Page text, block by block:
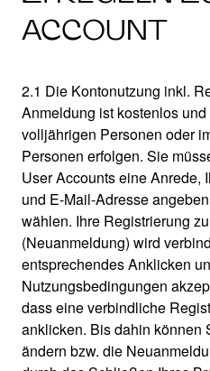
ACCOUNT
2.1 Die Kontonutzung inkl.
Anmeldung ist kostenlos
volljährigen Personen oder
Personen erfolgen. Sie
User Accounts eine Anrede,
und E-Mail-Adresse
wählen. Ihre Registrierung
(Neuanmeldung) wird
entsprechendes Anklicken
Nutzungsbedingungen
dass eine verbindliche
anklicken. Bis dahin können
ändern bzw. die